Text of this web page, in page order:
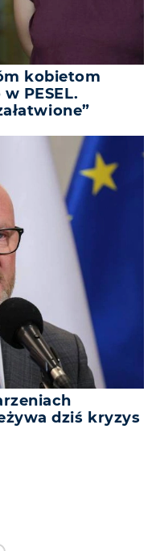
kobietom
PESEL.
dziś kryzys